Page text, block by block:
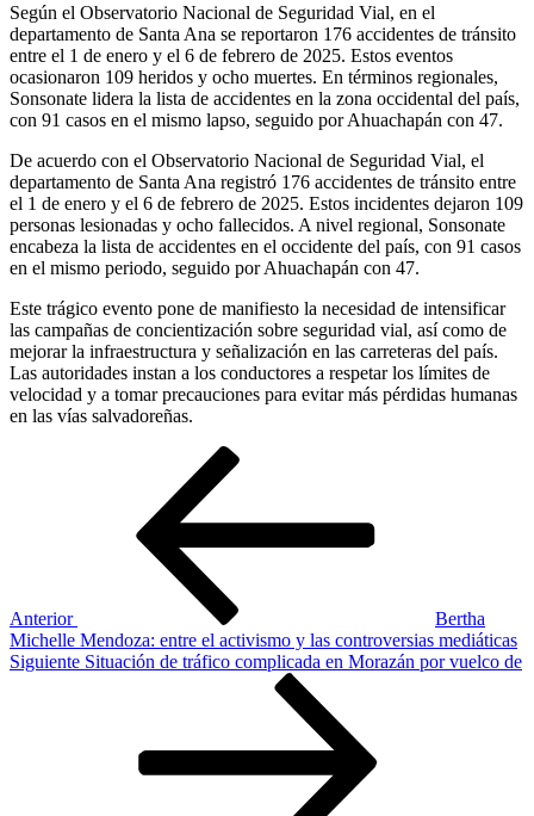
Según el Observatorio Nacional de Seguridad Vial, en el
departamento de Santa Ana se reportaron 176 accidentes de tránsito
entre el 1 de enero y el 6 de febrero de 2025. Estos eventos
ocasionaron 109 heridos y ocho muertes. En términos regionales,
Sonsonate lidera la lista de accidentes en la zona occidental del país,
con 91 casos en el mismo lapso, seguido por Ahuachapán con 47.
De acuerdo con el Observatorio Nacional de Seguridad Vial, el
departamento de Santa Ana registró 176 accidentes de tránsito entre
el 1 de enero y el 6 de febrero de 2025. Estos incidentes dejaron 109
personas lesionadas y ocho fallecidos. A nivel regional, Sonsonate
encabeza la lista de accidentes en el occidente del país, con 91 casos
en el mismo periodo, seguido por Ahuachapán con 47.
Este trágico evento pone de manifiesto la necesidad de intensificar
las campañas de concientización sobre seguridad vial, así como de
mejorar la infraestructura y señalización en las carreteras del país.
Las autoridades instan a los conductores a respetar los límites de
velocidad y a tomar precauciones para evitar más pérdidas humanas
en las vías salvadoreñas.
Anterior
Bertha
Michelle Mendoza: entre el activismo y las controversias mediáticas
Siguiente
Siguiente Situación de tráfico complicada en Morazán por vuelco de